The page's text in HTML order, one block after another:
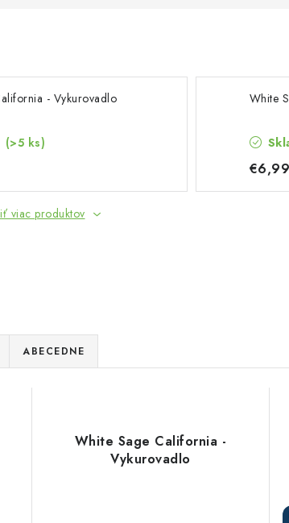
- Vykurovadlo
(>5 ks)
White
€6,99
viac produktov
ABECEDNE
White Sage California -
Vykurovadlo